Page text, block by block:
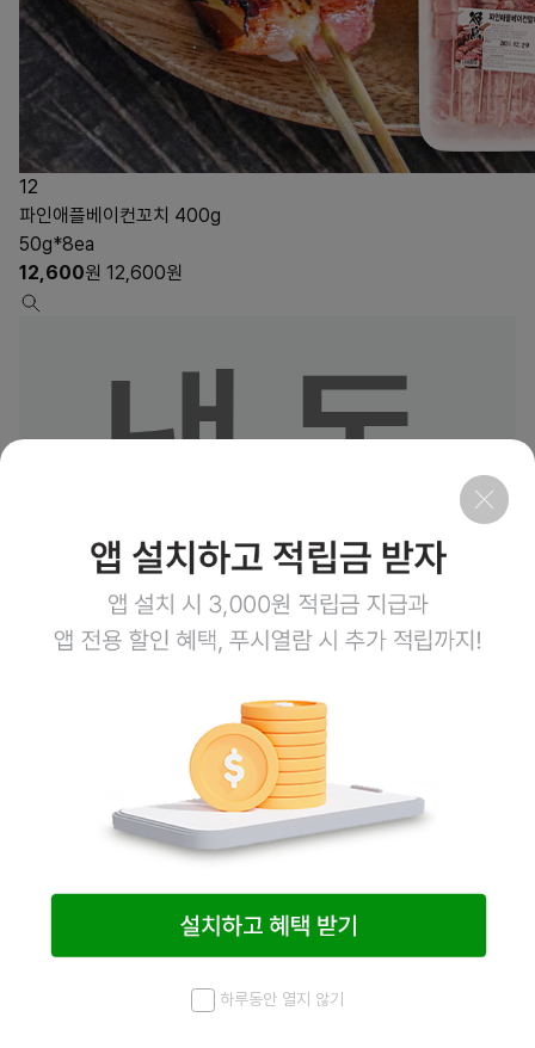
12
파인애플베이컨꼬치 400g
50g*8ea
12,600원 12,600원
하루동안 열지 않기